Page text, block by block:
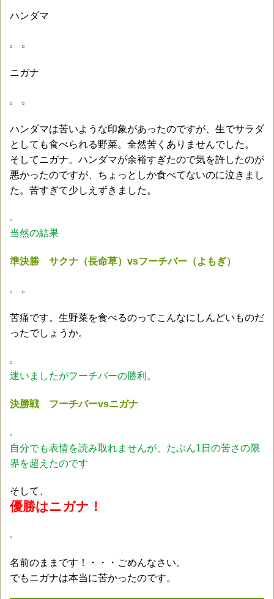
ハンダマ
ニガナ
ハンダマは苦いような印象があったのですが、生でサラダ
としても食べられる野菜。全然苦くありませんでした。
そしてニガナ。ハンダマが余裕すぎたので気を許したのが
悪かったのですが、ちょっとしか食べてないのに泣きまし
た。苦すぎて少しえずきました。
当然の結果
準決勝 サクナ（長命草）vsフーチバー（よもぎ）
苦痛です。生野菜を食べるのってこんなにしんどいものだ
ったでしょうか。
迷いましたがフーチバーの勝利。
決勝戦 フーチバーvsニガナ
自分でも表情を読み取れませんが、たぶん1日の苦さの限
界を超えたのです
そして、
優勝はニガナ！
名前のままです！・・・ごめんなさい。
でもニガナは本当に苦かったのです。